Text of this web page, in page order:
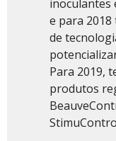
inoculantes
e para
de
Para 2019,
produtos